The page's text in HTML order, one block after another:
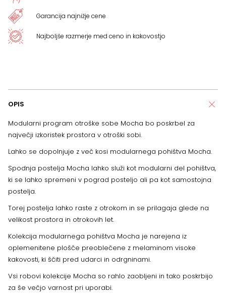
Garancija najnižje cene
Najboljše razmerje med ceno in kakovostjo
OPIS
Modularni program otroške sobe Mocha bo poskrbel za
največji izkoristek prostora v otroški sobi.
Lahko se dopolnjuje z več kosi modularnega pohištva Mocha.
Spodnja postelja Mocha lahko služi kot modularni del pohištva,
ki se lahko spremeni v pograd posteljo ali pa kot samostojna
postelja.
Torej postelja lahko raste z otrokom in se prilagaja glede na
velikost prostora in otrokovih let.
Kolekcija modularnega pohištva Mocha je narejena iz
oplemenitene plošče preoblečene z melaminom visoke
kakovosti, ki ščiti pred udarci in odrgninami.
Vsi robovi kolekcije Mocha so rahlo zaobljeni in tako poskrbijo
za še večjo varnost pri uporabi.